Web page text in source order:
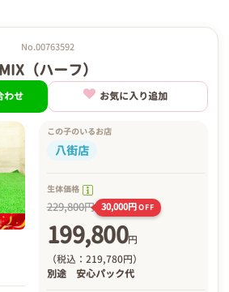
No.00763592
MIX（ハーフ）
わせ お気に入り追加
この子のいるお店
八街店
生体価格
229,800円 30,000円OFF
199,800円
（税込：219,780円）
別途 安心パック代